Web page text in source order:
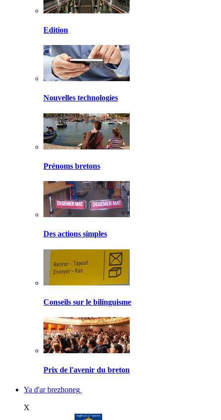
Edition
Nouvelles technologies
Prénoms bretons
Des actions simples
Conseils sur le bilinguisme
Prix de l'avenir du breton
Ya d'ar brezhoneg
X